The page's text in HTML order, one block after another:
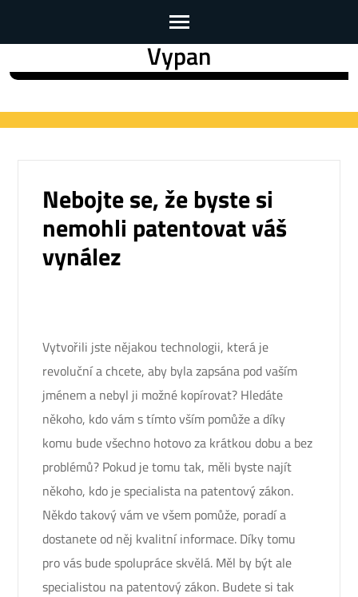
to
(Press
Vypan
Nebojte se, že byste si
nemohli patentovat váš
vynález
Vytvořili jste nějakou technologii, která je
revoluční a chcete, aby byla zapsána pod vaším
jménem a nebyl ji možné kopírovat? Hledáte
někoho, kdo vám s tímto vším pomůže a díky
komu bude všechno hotovo za krátkou dobu a bez
problémů? Pokud je tomu tak, měli byste najít
někoho, kdo jespecialista na patentový zákon.
Někdo takový vám ve všem pomůže, poradí a
dostanete od něj kvalitní informace. Díky tomu
pro vás bude spolupráce skvělá. Měl by být ale
specialistou na patentový zákon. Budete si tak